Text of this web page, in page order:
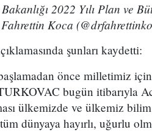
2022 Yılı Plan ve
Koca
şunları kaydetti:
önce milletimiz
bugün itibarıyla
ülkemizde ve ülkemiz
dünyaya hayırlı, uğurlu